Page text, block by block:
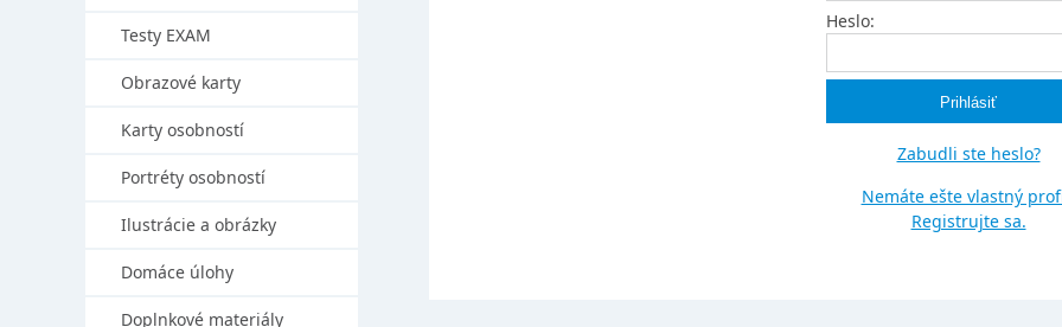
Heslo:
Zabudli ste heslo?
Nemáte ešte vlastný
Registrujte sa.
Testy EXAM
Obrazové karty
Karty osobností
Portréty osobností
Ilustrácie a obrázky
Domáce úlohy
Doplnkové materiály